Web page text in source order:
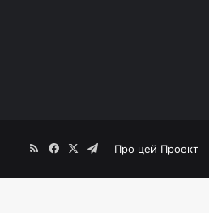
Про цей Проект
RSSFacebookTelegram